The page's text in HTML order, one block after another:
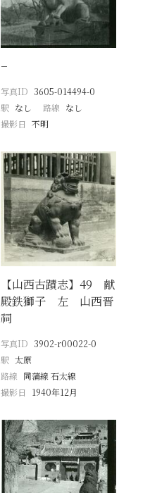
−
写真ID 3605-014494-0
駅 なし 路線 なし
撮影日 不明
【山西古蹟志】49 献
殿鉄獅子 左 山西晋
祠
写真ID 3902-r00022-0
駅 太原
路線 同蒲線 石太線
撮影日
1940年12月